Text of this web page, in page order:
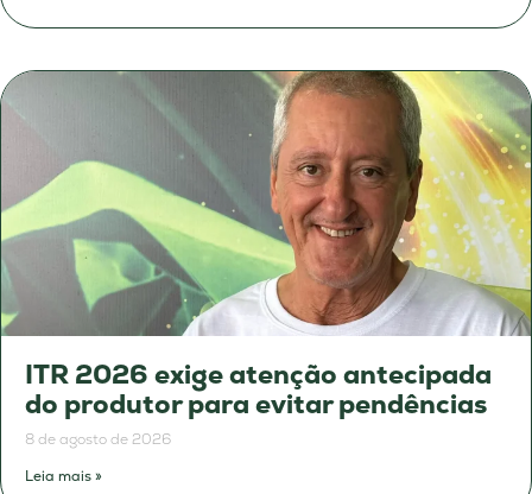
ITR 2026 exige atenção antecipada
do produtor para evitar pendências
8 de agosto de 2026
Leia mais »